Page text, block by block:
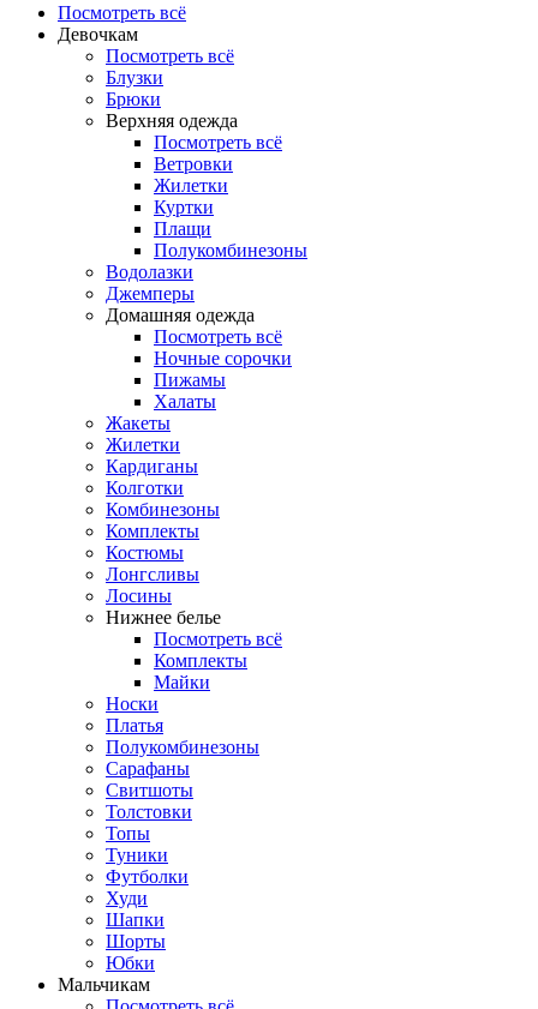
Посмотреть всё
Девочкам
Посмотреть всё
Блузки
Брюки
Верхняя одежда
Посмотреть всё
Ветровки
Жилетки
Куртки
Плащи
Полукомбинезоны
Водолазки
Джемперы
Домашняя одежда
Посмотреть всё
Ночные сорочки
Пижамы
Халаты
Жакеты
Жилетки
Кардиганы
Колготки
Комбинезоны
Комплекты
Костюмы
Лонгсливы
Лосины
Нижнее белье
Посмотреть всё
Комплекты
Майки
Носки
Платья
Полукомбинезоны
Сарафаны
Свитшоты
Толстовки
Топы
Туники
Футболки
Худи
Шапки
Шорты
Юбки
Мальчикам